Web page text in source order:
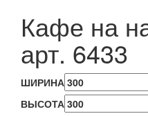
Кафе на
арт. 6433
ШИРИНА
ВЫСОТА